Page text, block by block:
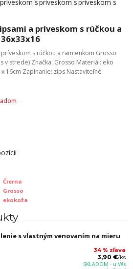
a príveskom s rúčkou a
s rúčkou a ramienkom Grosso
v strede) Značka: Grosso Materiál: eko
16cm Zapínanie: zips Nastaviteľné
Čierna
Grosso
ekokoža
s vlastným venovaním na mieru
34 % zľava
3,90 €/ks
SKLADOM - u Vás